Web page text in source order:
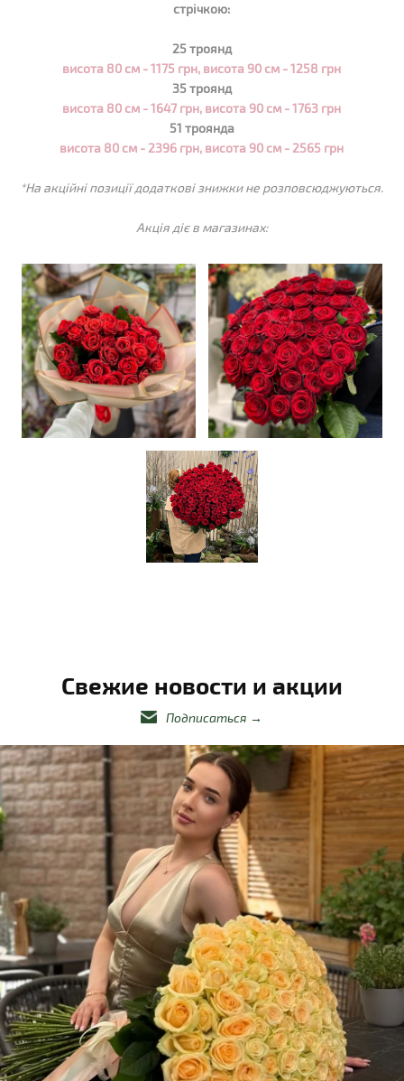
стрічкою:
25 троянд
висота 80 см - 1175 грн, висота 90 см - 1258 грн
35 троянд
висота 80 см - 1647 грн, висота 90 см - 1763 грн
51 троянда
висота 80 см - 2396 грн, висота 90 см - 2565 грн
*На акційні позиції додаткові знижки не розповсюджуються.
Акція діє в магазинах:
Свежие новости и акции
Подписаться →